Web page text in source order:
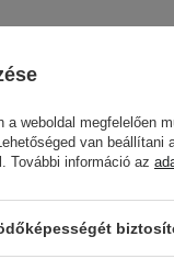
Javító
6 490,00
a weboldal megfelelően
van
További információ az